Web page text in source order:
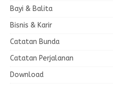
Bayi & Balita
Bisnis & Karir
Catatan Bunda
Catatan Perjalanan
Download